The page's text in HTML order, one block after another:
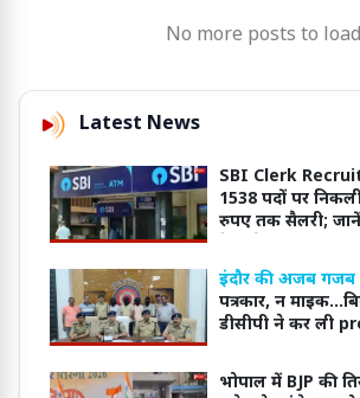
No more posts to
Latest News
SBI Clerk
1538 पदों पर
रुपए तक सैलरी;
इंदौर की अजब गजब
पत्रकार, न
डीसीपी ने कर ली
भोपाल में BJP की